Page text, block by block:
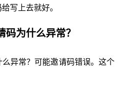
写上去就好。
码为什么异常？
异常？可能邀请码错误。这个